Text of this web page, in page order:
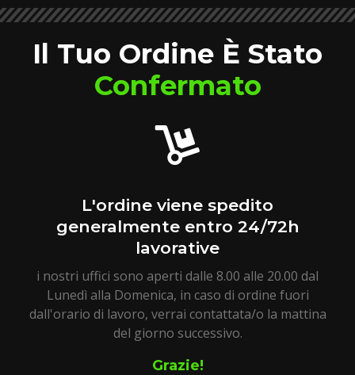
Il Tuo Ordine È Stato
Confermato
L'ordine viene spedito
generalmente entro 24/72h
lavorative
i nostri uffici sono aperti dalle 8.00 alle 20.00 dal
Lunedì alla Domenica, in caso di ordine fuori
dall'orario di lavoro, verrai contattata/o la mattina
del giorno successivo.
Grazie!